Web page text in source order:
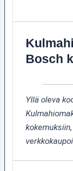
Bosch
Yllä oleva